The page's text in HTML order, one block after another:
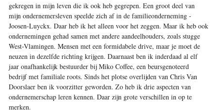
gekregen in mijn leven die ik ook heb gegrepen. Een groot deel van
mijn ondernemersleven speelde zich af in de familieonderneming ­
Joosen-Luyckx. Daar heb ik het alleen voor het zeggen. Maar ik heb ook
ondernemingen gehad samen met andere aandeelhouders, zoals stugge
West-Vlamingen. Mensen met een formidabele drive, maar je moet de
neuzen in dezelfde richting krijgen. Daarnaast ben ik inderdaad al elf
jaar onafhankelijk bestuurder bij Miko Coffee, een beursgenoteerd
bedrijf met familiale roots. Sinds het plotse overlijden van Chris Van
Doorslaer ben ik voorzitter geworden. Zo heb ik drie aspecten van
ondernemerschap leren kennen. Daar zijn grote verschillen in op te
merken.